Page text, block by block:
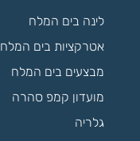
לינה בים המלח
אטרקציות בים המלח
מבצעים בים המלח
מועדון קמפ סהרה
גלריה